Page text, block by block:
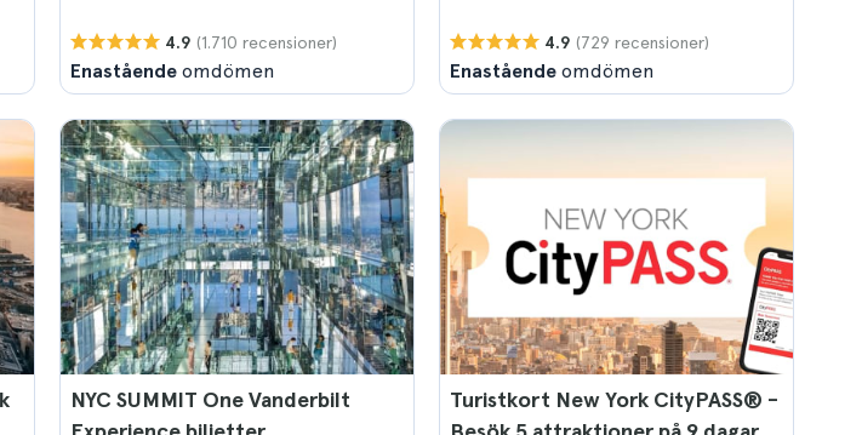
4.9 (1.710 recensioner)
Enastående omdömen
4.9 (729 recensioner)
Enastående omdömen
NYC SUMMIT One Vanderbilt
Turistkort New York CityPASS® -